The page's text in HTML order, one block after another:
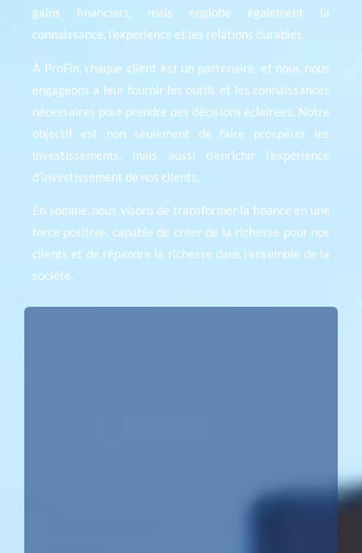
gains financiers, mais englobe également la
connaissance, l’expérience et les relations durables.
À ProFin, chaque client est un partenaire, et nous nous
engageons à leur fournir les outils et les connaissances
nécessaires pour prendre des décisions éclairées. Notre
objectif est non seulement de faire prospérer les
investissements, mais aussi d’enrichir l’expérience
d’investissement de nos clients.
En somme, nous visons de transformer la finance en une
force positive, capable de créer de la richesse pour nos
clients et de répandre la richesse dans l’ensemble de la
société.